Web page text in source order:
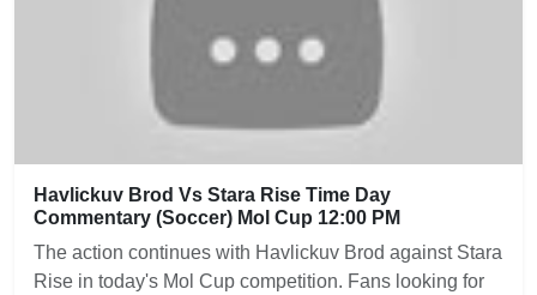
Havlickuv Brod Vs Stara Rise Time Day
Commentary (Soccer) Mol Cup 12:00 PM
The action continues with Havlickuv Brod against Stara
Rise in today's Mol Cup competition. Fans looking for